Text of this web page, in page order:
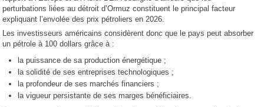
perturbations liées au détroit d’Ormuz constituent le principal facteur
expliquant l’envolée des prix pétroliers en 2026.
Les investisseurs américains considèrent donc que le pays peut absorber
un pétrole à 100 dollars grâce à :
la puissance de sa production énergétique ;
la solidité de ses entreprises technologiques ;
la profondeur de ses marchés financiers ;
la vigueur persistante de ses marges bénéficiaires.